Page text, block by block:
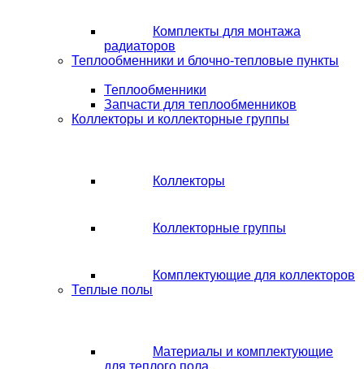
Комплекты для монтажа
радиаторов
Теплообменники и блочно-тепловые пункты
Теплообменники
Запчасти для теплообменников
Коллекторы и коллекторные группы
Коллекторы
Коллекторные группы
Комплектующие для коллекторов
Теплые полы
Материалы и комплектующие
для теплого пола